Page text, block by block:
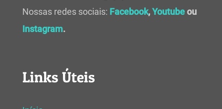
Nossas redes sociais: Facebook,Youtubeou
Instagram.
Links Úteis